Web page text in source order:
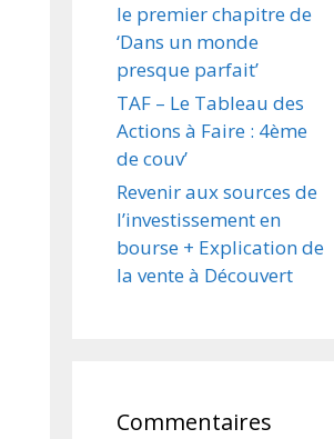
le premier chapitre de
‘Dans un monde
presque parfait’
TAF – Le Tableau des
Actions à Faire : 4ème
de couv’
Revenir aux sources de
l’investissement en
bourse + Explication de
la vente à Découvert
Commentaires